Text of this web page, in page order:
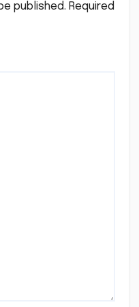
published. Required